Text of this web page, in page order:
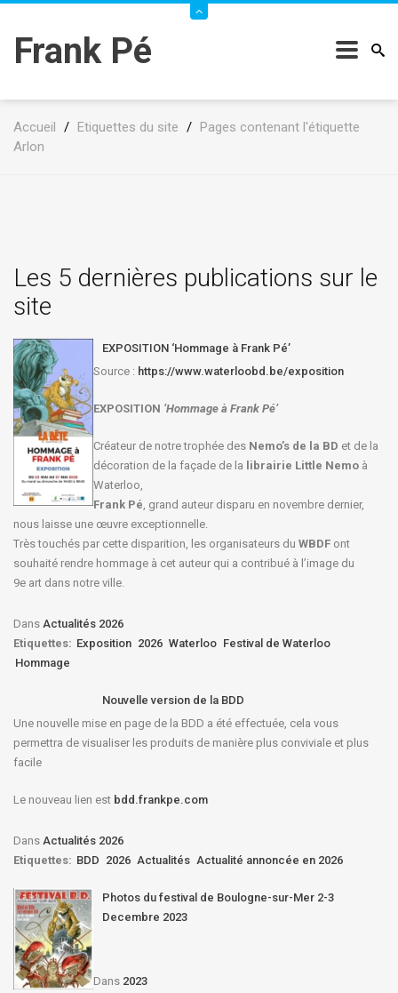
Frank Pé
Accueil / Etiquettes du site / Pages contenant l'étiquette
Arlon
Les 5 dernières publications sur le
site
EXPOSITION ‘Hommage à Frank Pé’
Source : https://www.waterloobd.be/exposition
EXPOSITION ‘Hommage à Frank Pé’
Créateur de notre trophée des Nemo’s de la BD et de la
décoration de la façade de la librairie Little Nemo à
Waterloo,
Frank Pé, grand auteur disparu en novembre dernier,
nous laisse une œuvre exceptionnelle.
Très touchés par cette disparition, les organisateurs du WBDF ont
souhaité rendre hommage à cet auteur qui a contribué à l’image du
9e art dans notre ville.
Dans Actualités 2026
Etiquettes: Exposition 2026 Waterloo Festival de Waterloo
Hommage
Nouvelle version de la BDD
Une nouvelle mise en page de la BDD a été effectuée, cela vous
permettra de visualiser les produits de manière plus conviviale et plus
facile
Le nouveau lien est bdd.frankpe.com
Dans Actualités 2026
Etiquettes: BDD 2026 Actualités Actualité annoncée en 2026
Photos du festival de Boulogne-sur-Mer 2-3
Decembre 2023
Dans 2023